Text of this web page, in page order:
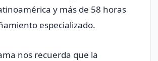
y más de 58 horas
especializado.
nos recuerda que la